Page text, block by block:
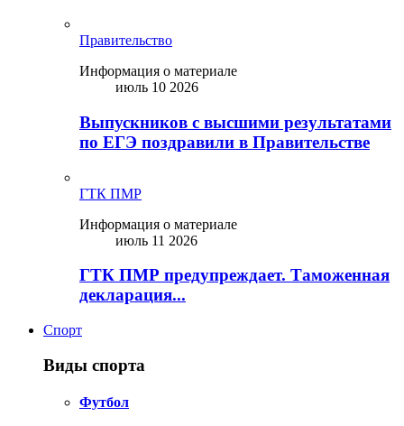
Правительство
Информация о материале
июль 10 2026
Выпускников с высшими результатами
по ЕГЭ поздравили в Правительстве
ГТК ПМР
Информация о материале
июль 11 2026
ГТК ПМР предупреждает. Таможенная
декларация...
Спорт
Виды спорта
Футбол